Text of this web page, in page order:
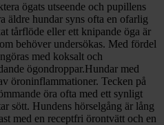
ögats utseende och pupillens
äldre hundar syns ofta en ofarlig
tårflöde eller ett knipande öga är
behöver undersökas. Med fördel
med koksalt och
ögondroppar.Hundar med
öroninflammationer. Tecken på
öra ofta med ett synligt
sött. Hundens hörselgång är lång
med en receptfri örontvätt och en